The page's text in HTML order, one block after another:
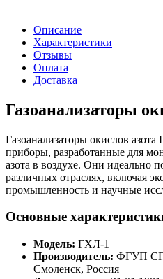
Описание
Характеристики
Отзывы
Оплата
Доставка
Газоанализаторы
Газоанализаторы окислов
приборы, разработанные для
азота в воздухе. Они идеально
различных отраслях, включая
промышленность и научные
Основные
Модель: ГХЛ-1
Производитель: ФГУП
Смоленск, Россия